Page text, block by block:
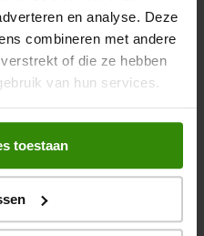
en analyse. Deze
combineren met andere
of die ze hebben
van hun services.
toestaan
4.3 (32)
vermogen
en turbostand
1450 Zilver